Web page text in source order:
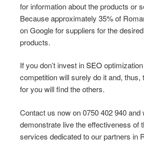
for information about the products or
Because approximately 35% of
on Google for suppliers for the
products.
If you don’t invest inSEO
competition will surely do it and, thus,
for you will find the others.
Contact us now on 0750 402 940 and
demonstrate live the effectiveness of
services dedicated to our partners in